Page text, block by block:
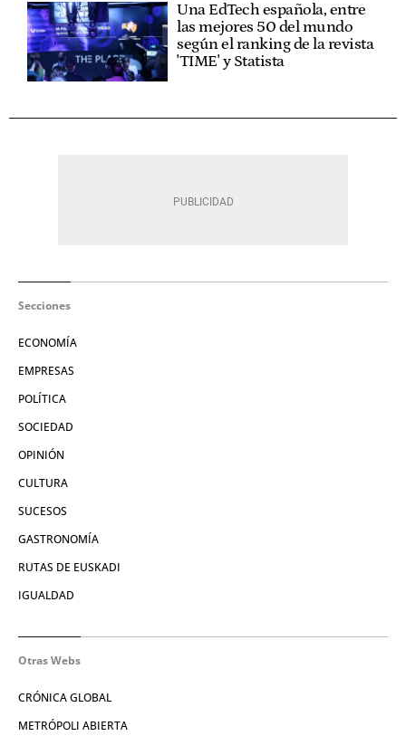
Una EdTech española, entre
las mejores 50 del mundo
según el ranking de la revista
'TIME' y Statista
Secciones
ECONOMÍA
EMPRESAS
POLÍTICA
SOCIEDAD
OPINIÓN
CULTURA
SUCESOS
GASTRONOMÍA
RUTAS DE EUSKADI
IGUALDAD
Otras Webs
CRÓNICA GLOBAL
METRÓPOLI ABIERTA